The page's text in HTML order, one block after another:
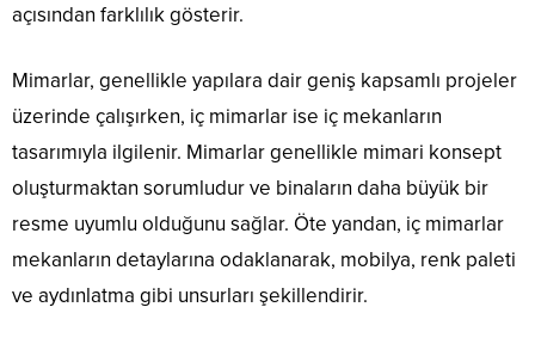
açısından farklılık gösterir.
Mimarlar, genellikle yapılara dair geniş kapsamlı projeler
üzerinde çalışırken, iç mimarlar ise iç mekanların
tasarımıyla ilgilenir. Mimarlar genellikle mimari konsept
oluşturmaktan sorumludur ve binaların daha büyük bir
resme uyumlu olduğunu sağlar. Öte yandan, iç mimarlar
mekanların detaylarına odaklanarak, mobilya, renk paleti
ve aydınlatma gibi unsurları şekillendirir.